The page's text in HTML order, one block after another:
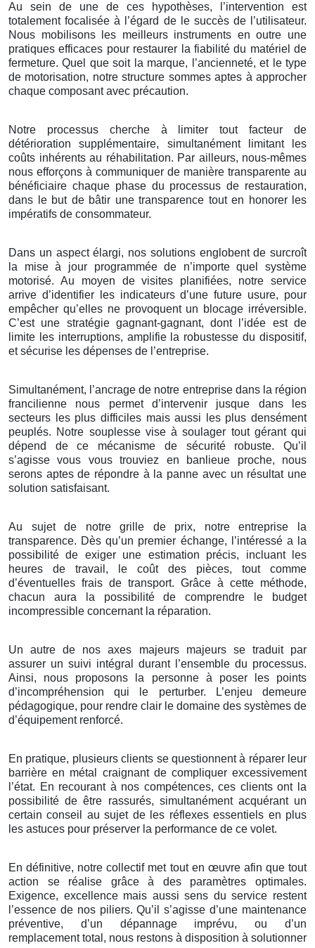
Au sein de une de ces hypothèses, l’intervention est
totalement focalisée à l’égard de le succès de l’utilisateur.
Nous mobilisons les meilleurs instruments en outre une
pratiques efficaces pour restaurer la fiabilité du matériel de
fermeture. Quel que soit la marque, l’ancienneté, et le type
de motorisation, notre structure sommes aptes à approcher
chaque composant avec précaution.
Notre processus cherche à limiter tout facteur de
détérioration supplémentaire, simultanément limitant les
coûts inhérents au réhabilitation. Par ailleurs, nous-mêmes
nous efforçons à communiquer de manière transparente au
bénéficiaire chaque phase du processus de restauration,
dans le but de bâtir une transparence tout en honorer les
impératifs de consommateur.
Dans un aspect élargi, nos solutions englobent de surcroît
la mise à jour programmée de n’importe quel système
motorisé. Au moyen de visites planifiées, notre service
arrive d’identifier les indicateurs d’une future usure, pour
empêcher qu’elles ne provoquent un blocage irréversible.
C’est une stratégie gagnant-gagnant, dont l’idée est de
limite les interruptions, amplifie la robustesse du dispositif,
et sécurise les dépenses de l’entreprise.
Simultanément, l’ancrage de notre entreprise dans la région
francilienne nous permet d’intervenir jusque dans les
secteurs les plus difficiles mais aussi les plus densément
peuplés. Notre souplesse vise à soulager tout gérant qui
dépend de ce mécanisme de sécurité robuste. Qu’il
s’agisse vous vous trouviez en banlieue proche, nous
serons aptes de répondre à la panne avec un résultat une
solution satisfaisant.
Au sujet de notre grille de prix, notre entreprise la
transparence. Dès qu’un premier échange, l’intéressé a la
possibilité de exiger une estimation précis, incluant les
heures de travail, le coût des pièces, tout comme
d’éventuelles frais de transport. Grâce à cette méthode,
chacun aura la possibilité de comprendre le budget
incompressible concernant la réparation.
Un autre de nos axes majeurs majeurs se traduit par
assurer un suivi intégral durant l’ensemble du processus.
Ainsi, nous proposons la personne à poser les points
d’incompréhension qui le perturber. L’enjeu demeure
pédagogique, pour rendre clair le domaine des systèmes de
d’équipement renforcé.
En pratique, plusieurs clients se questionnent à réparer leur
barrière en métal craignant de compliquer excessivement
l’état. En recourant à nos compétences, ces clients ont la
possibilité de être rassurés, simultanément acquérant un
certain conseil au sujet de les réflexes essentiels en plus
les astuces pour préserver la performance de ce volet.
En définitive, notre collectif met tout en œuvre afin que tout
action se réalise grâce à des paramètres optimales.
Exigence, excellence mais aussi sens du service restent
l’essence de nos piliers. Qu’il s’agisse d’une maintenance
préventive, d’un dépannage imprévu, ou d’un
remplacement total, nous restons à disposition à solutionner